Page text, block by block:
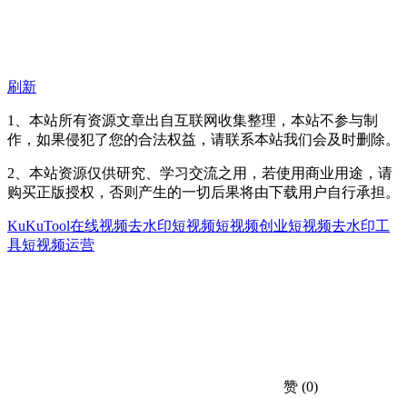
刷新
1、本站所有资源文章出自互联网收集整理，本站不参与制
作，如果侵犯了您的合法权益，请联系本站我们会及时删除。
2、本站资源仅供研究、学习交流之用，若使用商业用途，请
购买正版授权，否则产生的一切后果将由下载用户自行承担。
KuKuTool在线视频去水印短视频短视频创业短视频去水印工
具短视频运营
赞 (0)